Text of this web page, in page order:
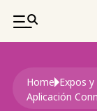
PASAR AL
Ruta
Home Expos